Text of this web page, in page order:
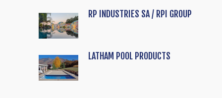
RP INDUSTRIES SA / RPI GROUP
LATHAM POOL PRODUCTS